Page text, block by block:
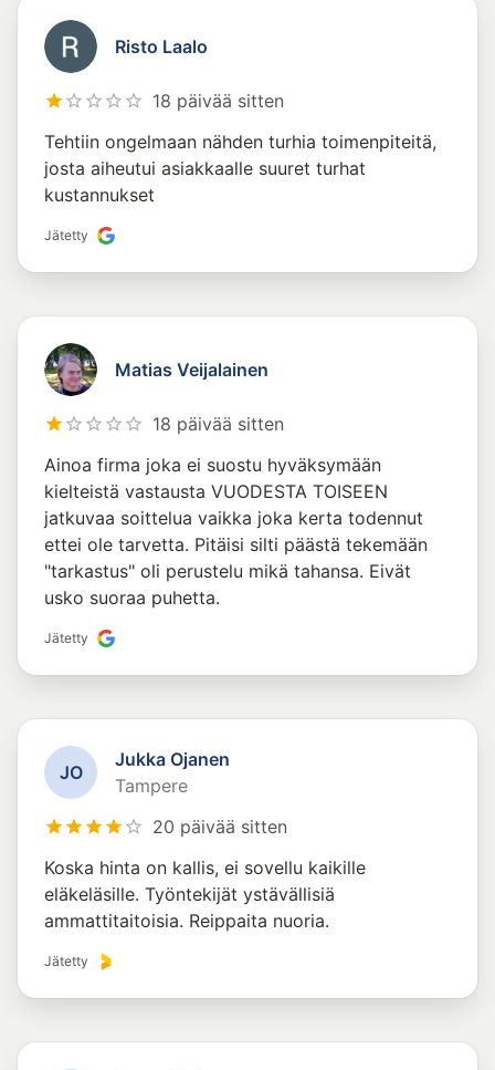
Risto Laalo
18 päivää sitten
Tehtiin ongelmaan nähden turhia toimenpiteitä,
josta aiheutui asiakkaalle suuret turhat
kustannukset
Jätetty
Matias Veijalainen
18 päivää sitten
Ainoa firma joka ei suostu hyväksymään
kielteistä vastausta VUODESTA TOISEEN
jatkuvaa soittelua vaikka joka kerta todennut
ettei ole tarvetta. Pitäisi silti päästä tekemään
"tarkastus" oli perustelu mikä tahansa. Eivät
usko suoraa puhetta.
Jätetty
JO
Jukka Ojanen
Tampere
20 päivää sitten
Koska hinta on kallis, ei sovellu kaikille
eläkeläsille. Työntekijät ystävällisiä
ammattitaitoisia. Reippaita nuoria.
Jätetty